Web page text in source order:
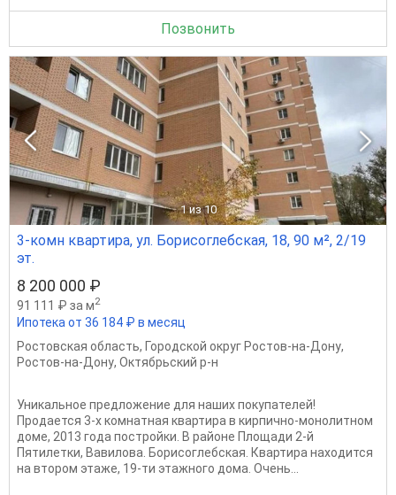
Позвонить
1 из 10
3-комн квартира, ул. Борисоглебская, 18, 90 м², 2/19
эт.
8 200 000 ₽
91 111 ₽ за м2
Ипотека от 36 184 ₽ в месяц
Ростовская область, Городской округ Ростов-на-Дону,
Ростов-на-Дону, Октябрьский р-н
Уникальное предложение для наших покупателей!
Продается 3-х комнатная квартира в кирпично-монолитном
доме, 2013 года постройки. В районе Площади 2-й
Пятилетки, Вавилова. Борисоглебская. Квартира находится
на втором этаже, 19-ти этажного дома. Очень...